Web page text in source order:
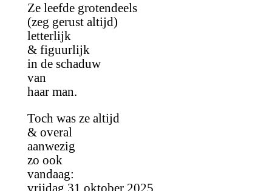
Ze leefde grotendeels
(zeg gerust altijd)
letterlijk
& figuurlijk
in de schaduw
van
haar man.
Toch was ze altijd
& overal
aanwezig
zo ook
vandaag:
vrijdag 31 oktober 2025